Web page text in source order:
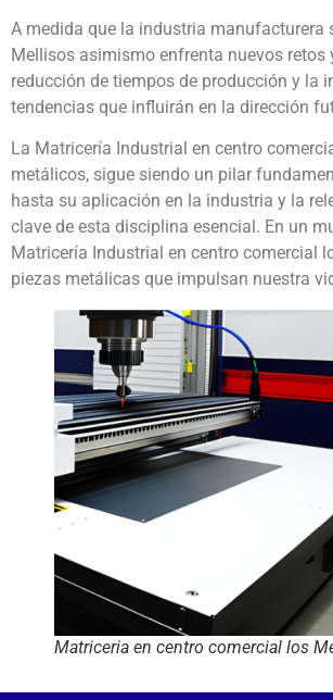
A medida que la industria
Mellisos asimismo enfrenta nuevos
reducción de tiempos de producción y la
tendencias que influirán en la dirección
La Matricería Industrial en centro
metálicos, sigue siendo un pilar
hasta su aplicación en la industria y la
clave de esta disciplina esencial. En un
Matricería Industrial en centro comercial
piezas metálicas que impulsan nuestra
Matriceria en centro comercial los